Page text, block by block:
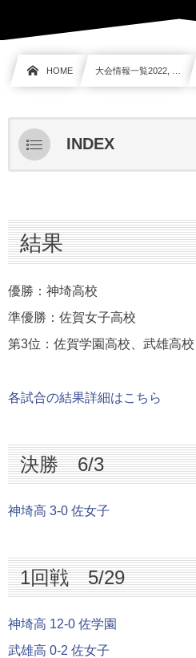
HOME 大会情報一覧2022, …
INDEX
1回戦 5/29
結果
優勝：神埼高校
準優勝：佐賀女子高校
第3位：佐賀学園高校、武雄高校
各試合の結果詳細はこちら
決勝 6/3
神埼高 3-0 佐女子
1回戦 5/29
神埼高 12-0 佐学園
武雄高 0-2 佐女子